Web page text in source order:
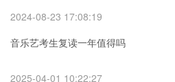
2024-08-23 17:08:19
音乐艺考生复读一年值得吗
2025-04-01 10:22:27